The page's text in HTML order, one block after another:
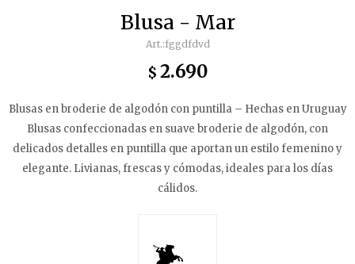
Blusa - Mar
fggdfdvd
$ 2.690
Blusas en broderie de algodón con puntilla – Hechas en Uruguay
Blusas confeccionadas en suave broderie de algodón, con
delicados detalles en puntilla que aportan un estilo femenino y
elegante. Livianas, frescas y cómodas, ideales para los días
cálidos.